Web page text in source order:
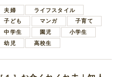
夫婦
ライフスタイル
子ども
マンガ
子育て
中学生
園児
小学生
幼児
高校生